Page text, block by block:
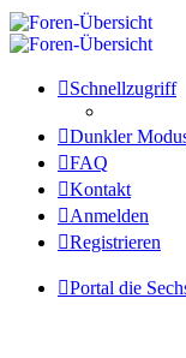
Schnellzugriff
Dunkler
FAQ
Kontakt
Anmelden
Registrieren
Portal die